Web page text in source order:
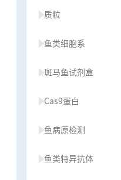
质粒
鱼类细胞系
斑马鱼试剂盒
Cas9蛋白
鱼病原检测
鱼类特异抗体